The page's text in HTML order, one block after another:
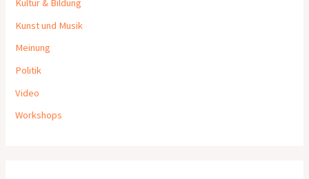
Kultur & Bildung
Kunst und Musik
Meinung
Politik
Video
Workshops